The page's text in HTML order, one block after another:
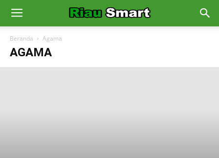
Beranda Agama
AGAMA